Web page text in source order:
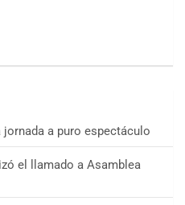
jornada a puro espectáculo
el llamado a Asamblea